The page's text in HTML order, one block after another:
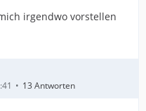
irgendwo vorstellen
13 Antworten